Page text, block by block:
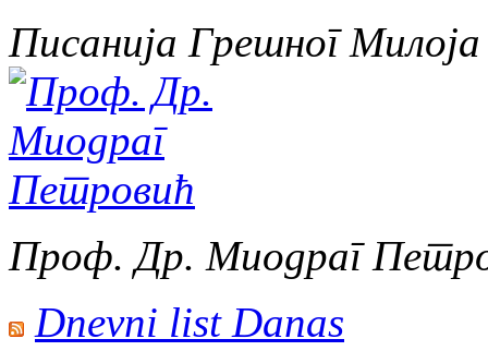
Писанија Грешног Милоја
Проф. Др. Миодраг
Dnevni list Danas